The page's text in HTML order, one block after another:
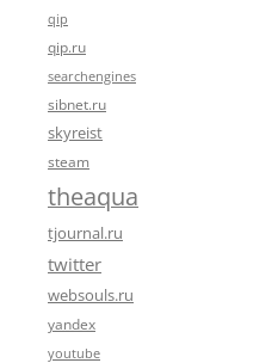
qip
qip.ru
searchengines
sibnet.ru
skyreist
steam
theaqua
tjournal.ru
twitter
websouls.ru
yandex
youtube